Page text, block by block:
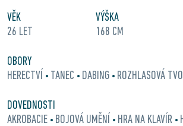
VĚK
26 LET
VÝŠKA
168 CM
OBORY
HERECTVÍ • TANEC • DABING • ROZHLASOVÁ
DOVEDNOSTI
AKROBACIE • BOJOVÁ UMĚNÍ • HRA NA KLAVÍR •